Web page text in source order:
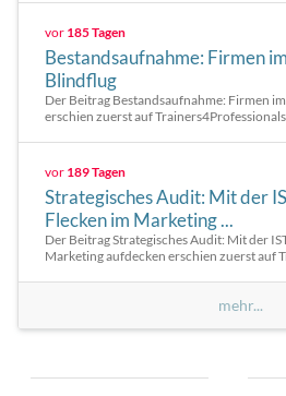
vor 185 Tagen
Bestandsaufnahme: Firmen
Blindflug
Der Beitrag Bestandsaufnahme: Firmen
erschien zuerst auf
vor 189 Tagen
Strategisches Audit: Mit der
Flecken im Marketing ...
Der Beitrag Strategisches Audit: Mit der
Marketing aufdecken erschien zuerst auf
mehr...